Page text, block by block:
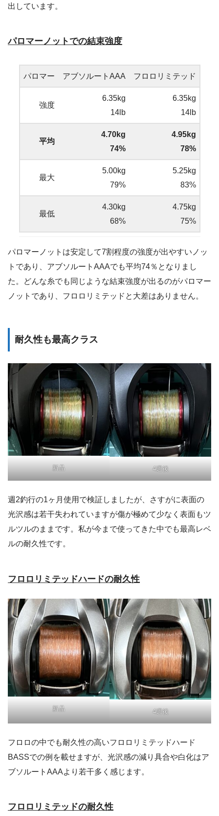
出しています。
パロマーノットでの結束強度
パロマー アブソルートAAA フロロリミテッド
強度
6.35kg
14lb
6.35kg
14lb
平均
4.70kg
74%
4.95kg
78%
最大
5.00kg
79%
5.25kg
83%
最低
4.30kg
68%
4.75kg
75%
パロマーノットは安定して7割程度の強度が出やすいノッ
トであり、アブソルートAAAでも平均74％となりまし
た。どんな糸でも同じような結束強度が出るのがパロマー
ノットであり、フロロリミテッドと大差はありません。
耐久性も最高クラス
新品 4週後
週2釣行の1ヶ月使用で検証しましたが、さすがに表面の
光沢感は若干失われていますが傷が極めて少なく表面もツ
ルツルのままです。私が今まで使ってきた中でも最高レベ
ルの耐久性です。
フロロリミテッドハードの耐久性
新品 4週後
フロロの中でも耐久性の高いフロロリミテッドハード
BASSでの例を載せますが、光沢感の減り具合や白化はア
ブソルートAAAより若干多く感じます。
フロロリミテッドの耐久性